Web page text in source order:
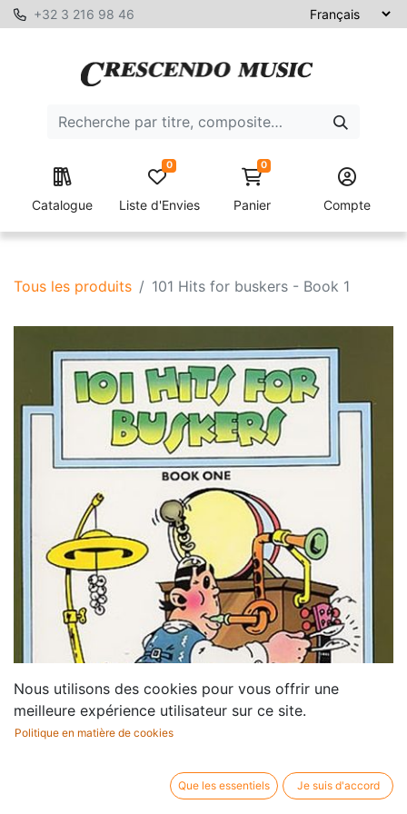
+32 3 216 98 46
Catalogue Liste d'Envies
0 0
Panier Compte
Tous les produits 101 Hits for buskers - Book 1
Nous utilisons des cookies pour vous offrir une
meilleure expérience utilisateur sur ce site.
Politique en matière de cookies
Que les essentiels Je suis d'accord